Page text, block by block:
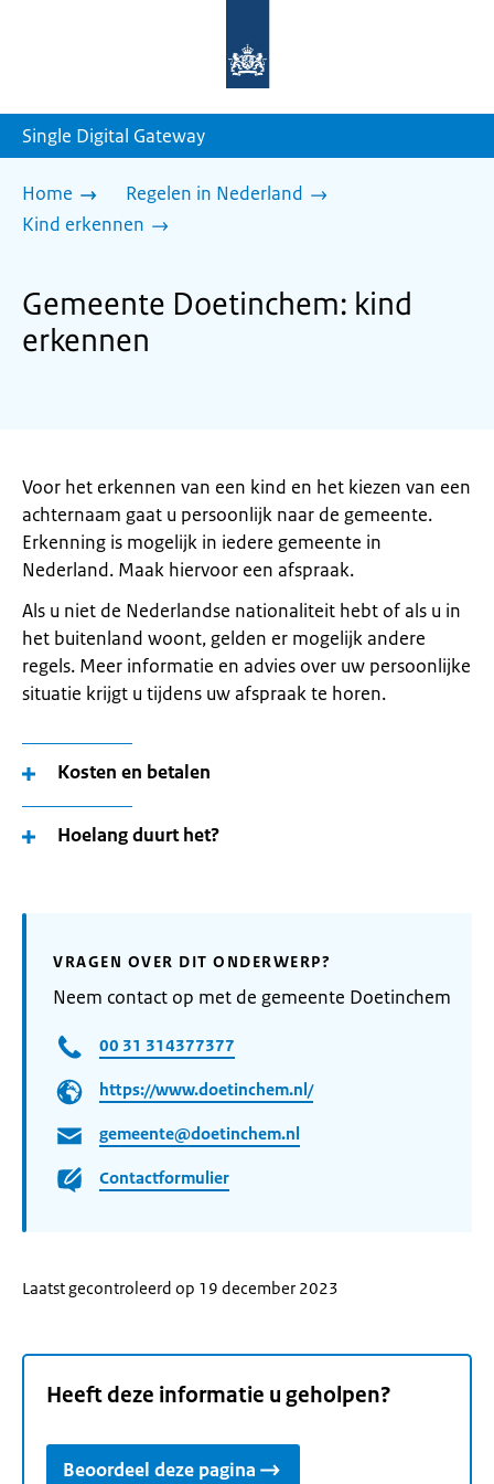
homepage
Single Digital Gateway
Home
Regelen in Nederland
Kind erkennen
Gemeente Doetinchem: kind
erkennen
Voor het erkennen van een kind en het kiezen van een
achternaam gaat u persoonlijk naar de gemeente.
Erkenning is mogelijk in iedere gemeente in
Nederland. Maak hiervoor een afspraak.
Als u niet de Nederlandse nationaliteit hebt of als u in
het buitenland woont, gelden er mogelijk andere
regels. Meer informatie en advies over uw persoonlijke
situatie krijgt u tijdens uw afspraak te horen.
Kosten en betalen
Hoelang duurt het?
VRAGEN OVER DIT ONDERWERP?
Neem contact op met de gemeente Doetinchem
00 31 314377377
https://www.doetinchem.nl/
gemeente@doetinchem.nl
Contactformulier
Laatst gecontroleerd op 19 december 2023
Heeft deze informatie u geholpen?
Beoordeel deze pagina